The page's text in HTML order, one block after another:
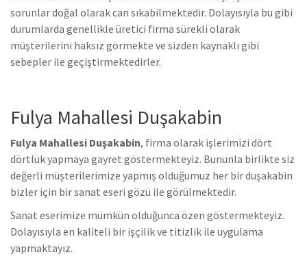
sorunlar doğal olarak can sıkabilmektedir. Dolayısıyla bu gibi
durumlarda genellikle üretici firma sürekli olarak
müşterilerini haksız görmekte ve sizden kaynaklı gibi
sebepler ile geçiştirmektedirler.
Fulya Mahallesi Duşakabin
Fulya Mahallesi Duşakabin, firma olarak işlerimizi dört
dörtlük yapmaya gayret göstermekteyiz. Bununla birlikte siz
değerli müşterilerimize yapmış olduğumuz her bir duşakabin
bizler için bir sanat eseri gözü ile görülmektedir.
Sanat eserimize mümkün olduğunca özen göstermekteyiz.
Dolayısıyla en kaliteli bir işçilik ve titizlik ile uygulama
yapmaktayız.